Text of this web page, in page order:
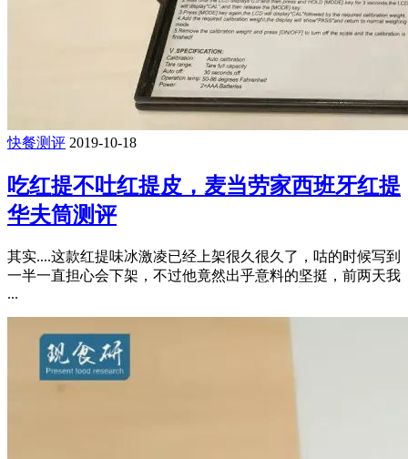
快餐测评 2019-10-18
吃红提不吐红提皮，麦当劳家西班牙红提
华夫筒测评
其实....这款红提味冰激凌已经上架很久很久了，咕的时候写到
一半一直担心会下架，不过他竟然出乎意料的坚挺，前两天我
...